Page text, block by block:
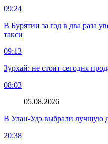
09:24
В Бурятии за год в два раза
такси
09:13
Зурхай: не стоит сегодня
08:03
05.08.2026
В Улан-Удэ выбрали лучшую
20:38